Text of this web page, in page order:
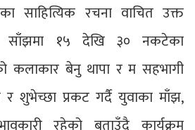
साहित्यिक रचना वाचित उक्त
साँझमा १५ देखि ३० नकटेका
बेनु थापा र म सहभागी
र शुभेच्छा प्रकट गर्दै युवाका माँझ,